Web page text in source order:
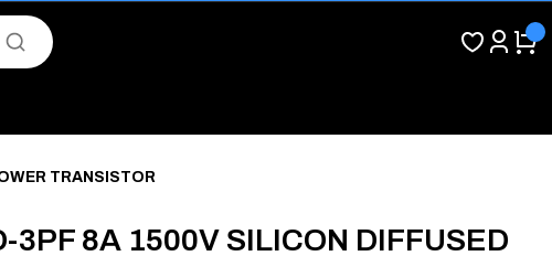
TRANSISTOR
3PF 8A 1500V SILICON DIFFUSED